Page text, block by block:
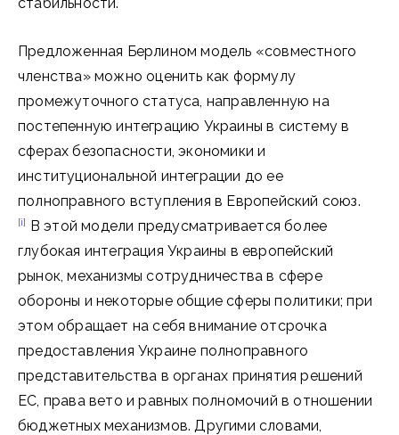
Предложенная Берлином модель «совместного
членства» можно оценить как формулу
промежуточного статуса, направленную на
постепенную интеграцию Украины в систему в
сферах безопасности, экономики и
институциональной интеграции до ее
полноправного вступления в Европейский союз.
[i] В этой модели предусматривается более
глубокая интеграция Украины в европейский
рынок, механизмы сотрудничества в сфере
обороны и некоторые общие сферы политики; при
этом обращает на себя внимание отсрочка
предоставления Украине полноправного
представительства в органах принятия решений
ЕС, права вето и равных полномочий в отношении
бюджетных механизмов. Другими словами,